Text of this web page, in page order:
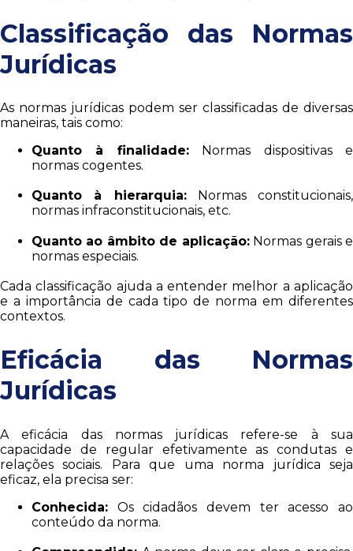
Classificação das Normas
Jurídicas
As normas jurídicas podem ser classificadas de diversas
maneiras, tais como:
Quanto à finalidade:Normas dispositivas e
normas cogentes.
Quanto à hierarquia:Normas constitucionais,
normas infraconstitucionais, etc.
Quanto ao âmbito de aplicação:Normas gerais e
normas especiais.
Cada classificação ajuda a entender melhor a aplicação
e a importância de cada tipo de norma em diferentes
contextos.
Eficácia das Normas
Jurídicas
A eficácia das normas jurídicas refere-se à sua
capacidade de regular efetivamente as condutas e
relações sociais. Para que uma norma jurídica seja
eficaz, ela precisa ser:
Conhecida: Os cidadãos devem ter acesso ao
conteúdo da norma.